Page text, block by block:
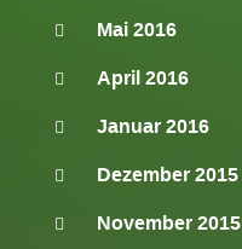
Mai 2016
April 2016
Januar 2016
Dezember 2015
November 2015